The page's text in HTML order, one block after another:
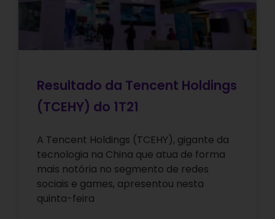
Resultado da Tencent Holdings
(TCEHY) do 1T21
A Tencent Holdings (TCEHY), gigante da
tecnologia na China que atua de forma
mais notória no segmento de redes
sociais e games, apresentou nesta
quinta-feira